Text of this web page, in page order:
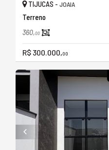
TIJUCAS - JOAIA
Terreno
360,00
R$ 300.000,00